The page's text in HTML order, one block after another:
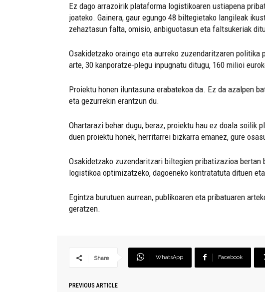
Ez dago arrazoirik plataforma logistikoaren ustiapena
joateko. Gainera, gaur egungo 48 biltegietako langileak
zehaztasun falta, omisio, anbiguotasun eta faltsukeriak
Osakidetzako oraingo eta aurreko zuzendaritzaren
arte, 30 kanporatze-plegu inpugnatu ditugu, 160 milioi
Proiektu honen iluntasuna erabatekoa da. Ez da azalpen
eta gezurrekin erantzun du.
Ohartarazi behar dugu, beraz, proiektu hau ez doala soilik
duen proiektu honek, herritarrei bizkarra emanez, gure
Osakidetzako zuzendaritzari biltegien pribatizazioa
logistikoa optimizatzeko, dagoeneko kontratatuta dituen
Egintza burutuen aurrean, publikoaren eta pribatuaren
geratzen.
Share WhatsApp Facebook
PREVIOUS ARTICLE